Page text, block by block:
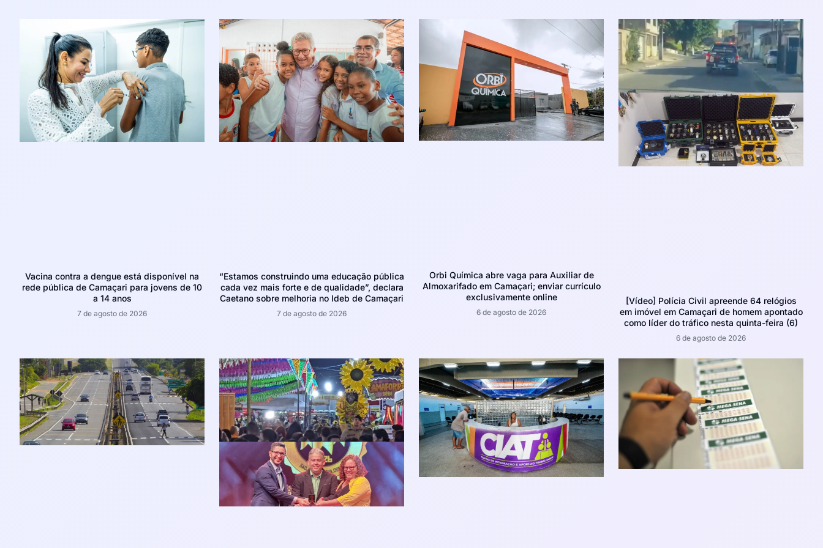
Vacina contra a dengue está disponível na
rede pública de Camaçari para jovens de 10
a 14 anos
7 de agosto de 2026
“Estamos construindo uma educação pública
cada vez mais forte e de qualidade”, declara
Caetano sobre melhoria no Ideb de Camaçari
7 de agosto de 2026
Orbi Química abre vaga para Auxiliar de
Almoxarifado em Camaçari; enviar currículo
exclusivamente online
6 de agosto de 2026
[Vídeo] Polícia Civil apreende 64 relógios
em imóvel em Camaçari de homem apontado
como líder do tráfico nesta quinta-feira (6)
6 de agosto de 2026